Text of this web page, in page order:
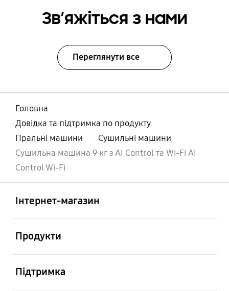
Зв’яжіться з нами
Переглянути все
Головна
Довідка та підтримка по продукту
Пральні машини
Сушильні машини
Cушильна машина 9 кг з AI Control та Wi-Fi AI
Control ​Wi-Fi
Інтернет-магазин
Продукти
Підтримка